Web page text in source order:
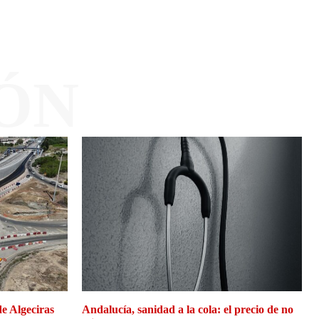
Algeciras
Andalucía, sanidad a la cola: el precio de no